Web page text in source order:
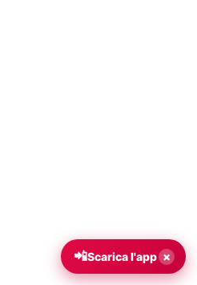
📲Scarica l'app ×